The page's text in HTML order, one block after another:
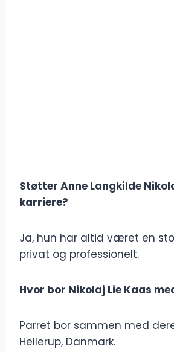
Støtter Anne Langkilde
karriere?
Ja, hun har altid været en
privat og professionelt.
Hvor bor Nikolaj Lie Kaas
Parret bor sammen med
Hellerup, Danmark.